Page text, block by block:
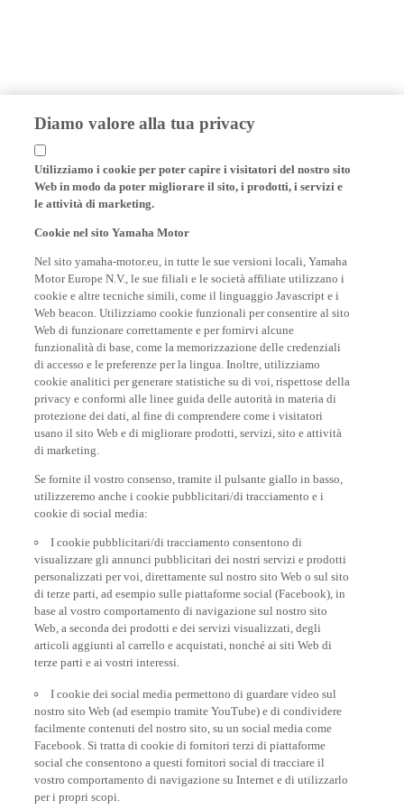
Diamo valore alla tua privacy
Utilizziamo i cookie per poter capire i visitatori del nostro sito
Web in modo da poter migliorare il sito, i prodotti, i servizi e
le attività di marketing.
Cookie nel sito Yamaha Motor
Nel sito yamaha-motor.eu, in tutte le sue versioni locali, Yamaha
Motor Europe N.V., le sue filiali e le società affiliate utilizzano i
cookie e altre tecniche simili, come il linguaggio Javascript e i
Web beacon. Utilizziamo cookie funzionali per consentire al sito
Web di funzionare correttamente e per fornirvi alcune
funzionalità di base, come la memorizzazione delle credenziali
di accesso e le preferenze per la lingua. Inoltre, utilizziamo
cookie analitici per generare statistiche su di voi, rispettose della
privacy e conformi alle linee guida delle autorità in materia di
protezione dei dati, al fine di comprendere come i visitatori
usano il sito Web e di migliorare prodotti, servizi, sito e attività
di marketing.
Se fornite il vostro consenso, tramite il pulsante giallo in basso,
utilizzeremo anche i cookie pubblicitari/di tracciamento e i
cookie di social media:
I cookie pubblicitari/di tracciamento consentono di
visualizzare gli annunci pubblicitari dei nostri servizi e prodotti
personalizzati per voi, direttamente sul nostro sito Web o sul sito
di terze parti, ad esempio sulle piattaforme social (Facebook), in
base al vostro comportamento di navigazione sul nostro sito
Web, a seconda dei prodotti e dei servizi visualizzati, degli
articoli aggiunti al carrello e acquistati, nonché ai siti Web di
terze parti e ai vostri interessi.
I cookie dei social media permettono di guardare video sul
nostro sito Web (ad esempio tramite YouTube) e di condividere
facilmente contenuti del nostro sito, su un social media come
Facebook. Si tratta di cookie di fornitori terzi di piattaforme
social che consentono a questi fornitori social di tracciare il
vostro comportamento di navigazione su Internet e di utilizzarlo
per i propri scopi.